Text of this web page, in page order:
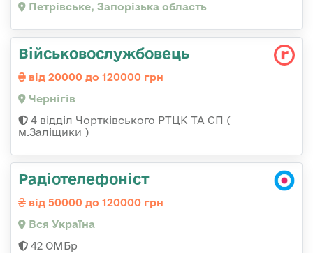
Петрівське, Запорізька область
Військовослужбовець
від 20000 до 120000 грн
Чернігів
4 відділ Чортківського РТЦК ТА СП (
м.Заліщики )
Радіотелефоніст
від 50000 до 120000 грн
Вся Україна
42 ОМБр